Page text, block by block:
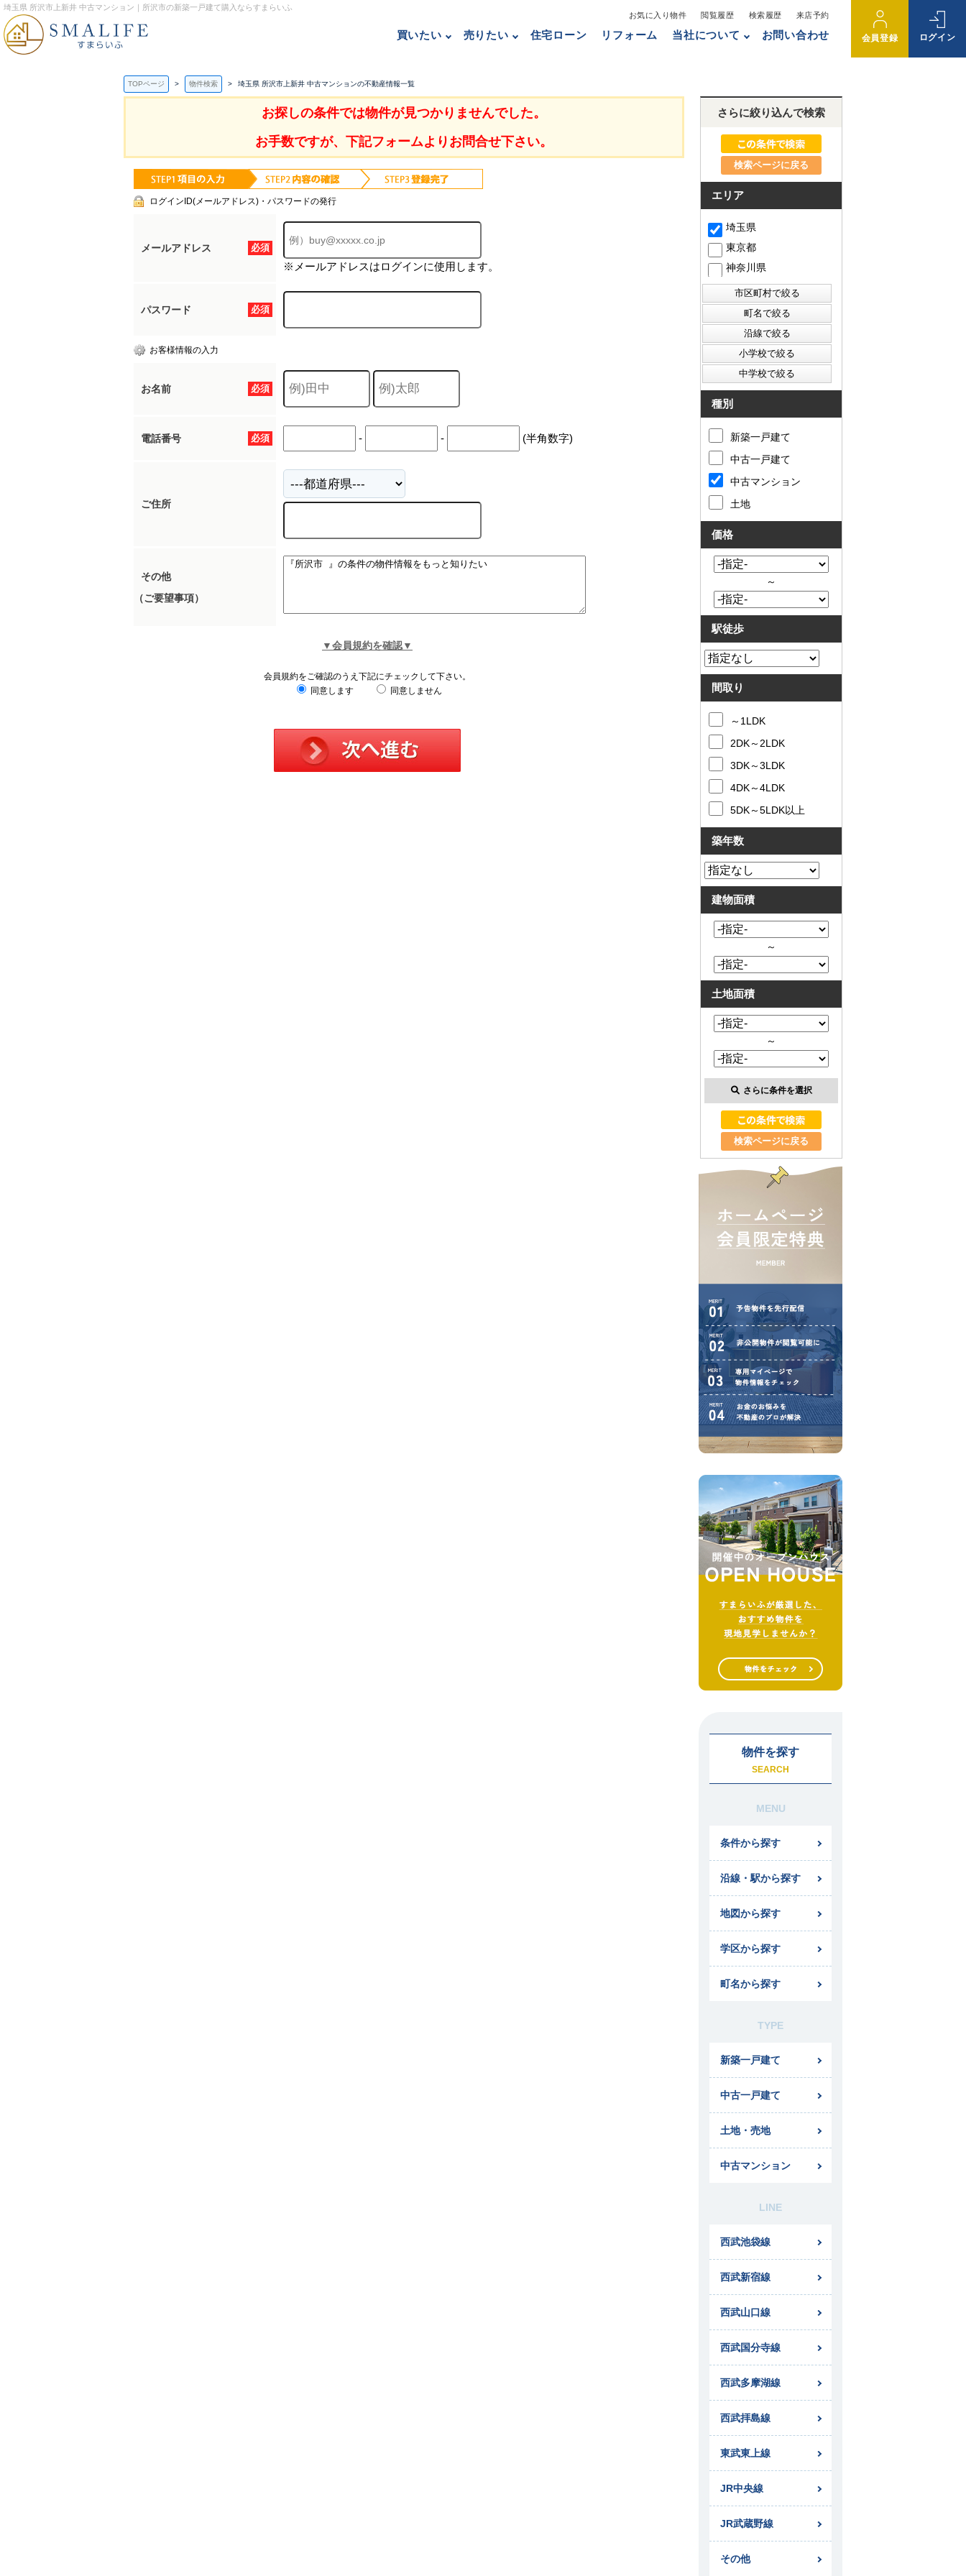
埼玉県 所沢市上新井 中古マンション｜所沢市の新築一戸建て購入ならすまらいふ
お気に入り物件
閲覧履歴 検索履歴 来店予約
買いたい 売りたい 住宅ローン リフォーム 当社について お問い合わせ 会員登録 ログイン
TOPページ 物件検索 埼玉県 所沢市上新井 中古マンションの不動産情報一覧
お探しの条件では物件が見つかりませんでした。
お手数ですが、下記フォームよりお問合せ下さい。
ログインID(メールアドレス)・パスワードの発行
必須
メールアドレス
※メールアドレスはログインに使用します。
必須
パスワード
お客様情報の入力
必須
お名前
必須
電話番号 - - (半角数字)
ご住所
その他
（ご要望事項）
▼会員規約を確認▼
会員規約をご確認のうえ下記にチェックして下さい。
同意します
同意しません
さらに絞り込んで検索
検索ページに戻る
エリア
埼玉県
東京都
神奈川県
種別
新築一戸建て
中古一戸建て
中古マンション
土地
価格
～
駅徒歩
間取り
～1LDK
2DK～2LDK
3DK～3LDK
4DK～4LDK
5DK～5LDK以上
築年数
建物面積
～
土地面積
～
さらに条件を選択
検索ページに戻る
物件を探す
SEARCH
MENU
条件から探す
沿線・駅から探す
地図から探す
学区から探す
町名から探す
TYPE
新築一戸建て
中古一戸建て
土地・売地
中古マンション
LINE
西武池袋線
西武新宿線
西武山口線
西武国分寺線
西武多摩湖線
西武拝島線
東武東上線
JR中央線
JR武蔵野線
その他